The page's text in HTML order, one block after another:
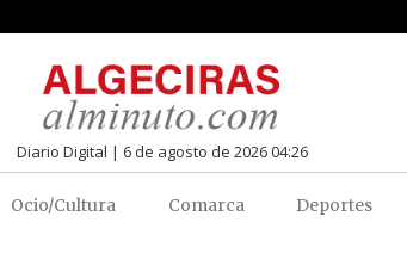
Diario Digital | 6 de agosto de 2026 04:26
Ocio/Cultura Comarca Deportes